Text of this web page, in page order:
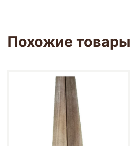
Похожие товары